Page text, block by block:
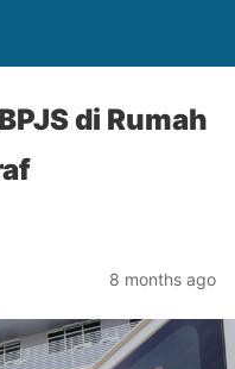
di Rumah
8 months ago